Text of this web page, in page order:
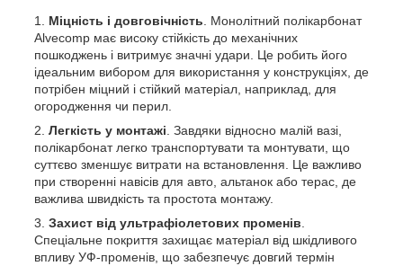
Міцність і довговічність. Монолітний полікарбонат
Alvecomp має високу стійкість до механічних
пошкоджень і витримує значні удари. Це робить його
ідеальним вибором для використання у конструкціях, де
потрібен міцний і стійкий матеріал, наприклад, для
огородження чи перил.
Легкість у монтажі. Завдяки відносно малій вазі,
полікарбонат легко транспортувати та монтувати, що
суттєво зменшує витрати на встановлення. Це важливо
при створенні навісів для авто, альтанок або терас, де
важлива швидкість та простота монтажу.
Захист від ультрафіолетових променів.
Спеціальне покриття захищає матеріал від шкідливого
впливу УФ-променів, що забезпечує довгий термін